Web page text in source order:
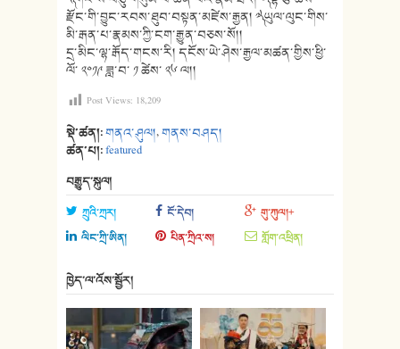
རྫོང་གི་བྱུང་རབས་ཐུབ་བསྟན་མཛེས་རྒྱན། ༧༽ ཡུལ་ལུང་གིས་
མི་རྒན་པ་རྣམས་ཀྱི་ངག་རྒྱུན་བཅས་སོ།།
དྲ་མིང་ལྷ་རྒོད་གངས་རི། དངོས་ཡེ་ཤེས་རྒྱལ་མཚན་གྱིས་ཕྱི་
ལོ་ ༢༠༡༩ ཟླ་བ་ ༡ ཚེས་ ༢༦ ལ།།
Post Views: 18,209
སྡེ་ཚན།:གནའ་ཤུལ།,གནས་བཤད།
ཚན་པ།:featured
བརྒྱུད་སྐུལ།
ཀྲུའི་ཀྲར། ངོ་དེབ།
གུ་ཀུལ།+
ལིང་ཀྲི་ཨིན།
པིན་ཀྲིའ་ས། གློག་འཕྲིན།
ཁྱེད་ལ་འོས་སྦྱོར།